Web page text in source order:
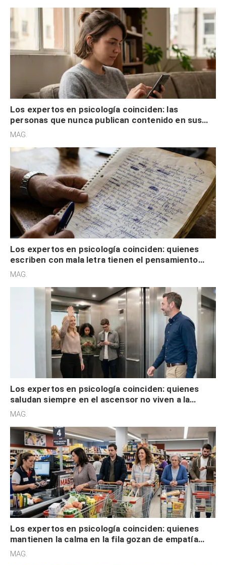
Los expertos en psicología coinciden: las
personas que nunca publican contenido en sus
redes sociales no pretenden buscar validación
MAG.
Los expertos en psicología coinciden: quienes
escriben con mala letra tienen el pensamiento
acelerado y no lo hacen por desinterés
MAG.
Los expertos en psicología coinciden: quienes
saludan siempre en el ascensor no viven a la
defensiva y tienen apertura social
MAG.
Los expertos en psicología coinciden: quienes
mantienen la calma en la fila gozan de empatía
cognitiva, gratitud y no solo tienen autocontrol
MAG.